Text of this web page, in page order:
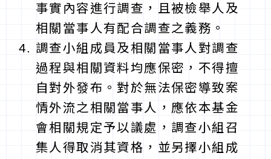
事實內容進行調查，且被檢舉人及
相關當事人有配合調查之義務。
調查小組成員及相關當事人對調查
過程與相關資料均應保密，不得擅
自對外發布。對於無法保密導致案
情外流之相關當事人，應依本基金
會相關規定予以議處，調查小組召
集人得取消其資格，並另擇小組成